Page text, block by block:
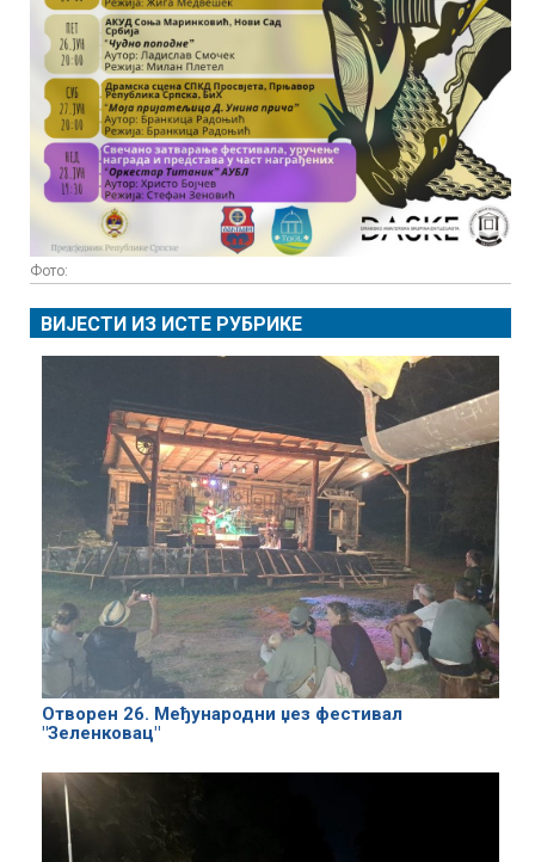
Фото:
ВИЈЕСТИ ИЗ ИСТЕ РУБРИКЕ
Отворен 26. Међународни џез фестивал
"Зеленковац"